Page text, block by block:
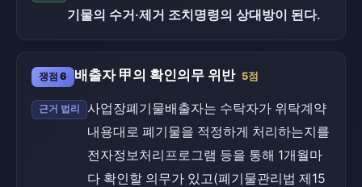
기물의 수거·제거 조치명령의 상대방이 된다.
쟁점 6 배출자 甲의 확인의무 위반 5점
근거 법리
사업장폐기물배출자는 수탁자가 위탁계약
내용대로 폐기물을 적정하게 처리하는지를
전자정보처리프로그램 등을 통해 1개월마
다 확인할 의무가 있고(폐기물관리법 제15